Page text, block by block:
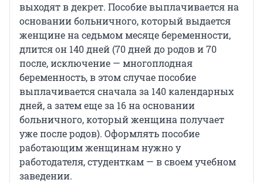
выходят в декрет. Пособие выплачивается на
основании больничного, который выдается
женщине на седьмом месяце беременности,
длится он 140 дней (70 дней до родов и 70
после, исключение — многоплодная
беременность, в этом случае пособие
выплачивается сначала за 140 календарных
дней, а затем еще за 16 на основании
больничного, который женщина получает
уже после родов). Оформлять пособие
работающим женщинам нужно у
работодателя, студенткам — в своем учебном
заведении.